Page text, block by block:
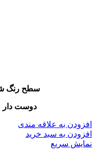
سطح رنگ
دوست
افزودن به علاقه مندی
افزودن به سبد خرید
نمایش سریع